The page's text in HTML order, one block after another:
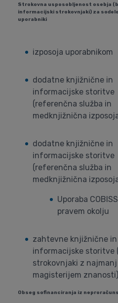
Strokovna usposobljenost osebja
informacijski strokovnjaki) za
uporabniki
izposoja uporabnikom
dodatne knjižnične in
informacijske storitve
(referenčna služba in
medknjižnična
dodatne knjižnične in
informacijske storitve
(referenčna služba in
medknjižnična
Uporaba
pravem okolju
zahtevne knjižnične in
informacijske storitve
strokovnjaki z najmanj
magisterijem znanosti)
Obseg sofinanciranja iz